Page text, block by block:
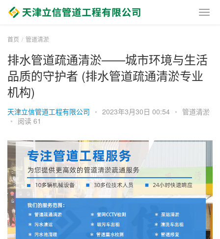
首页 管道清淤
排水管道疏通清淤——城市环境与生活
品质的守护者 (排水管道疏通清淤专业
机构)
天津立信管道工程有限公司 • 2023年3月30日 00:54 • 管道清淤
• 阅读 61